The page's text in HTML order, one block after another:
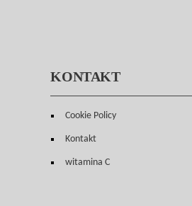
KONTAKT
Cookie Policy
Kontakt
witamina C